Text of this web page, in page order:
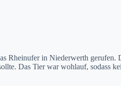
Rheinufer in Niederwerth gerufen.
Das Tier war wohlauf, sodass